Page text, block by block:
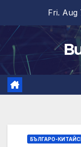
content
Fri. Aug
БЪЛГАРО-